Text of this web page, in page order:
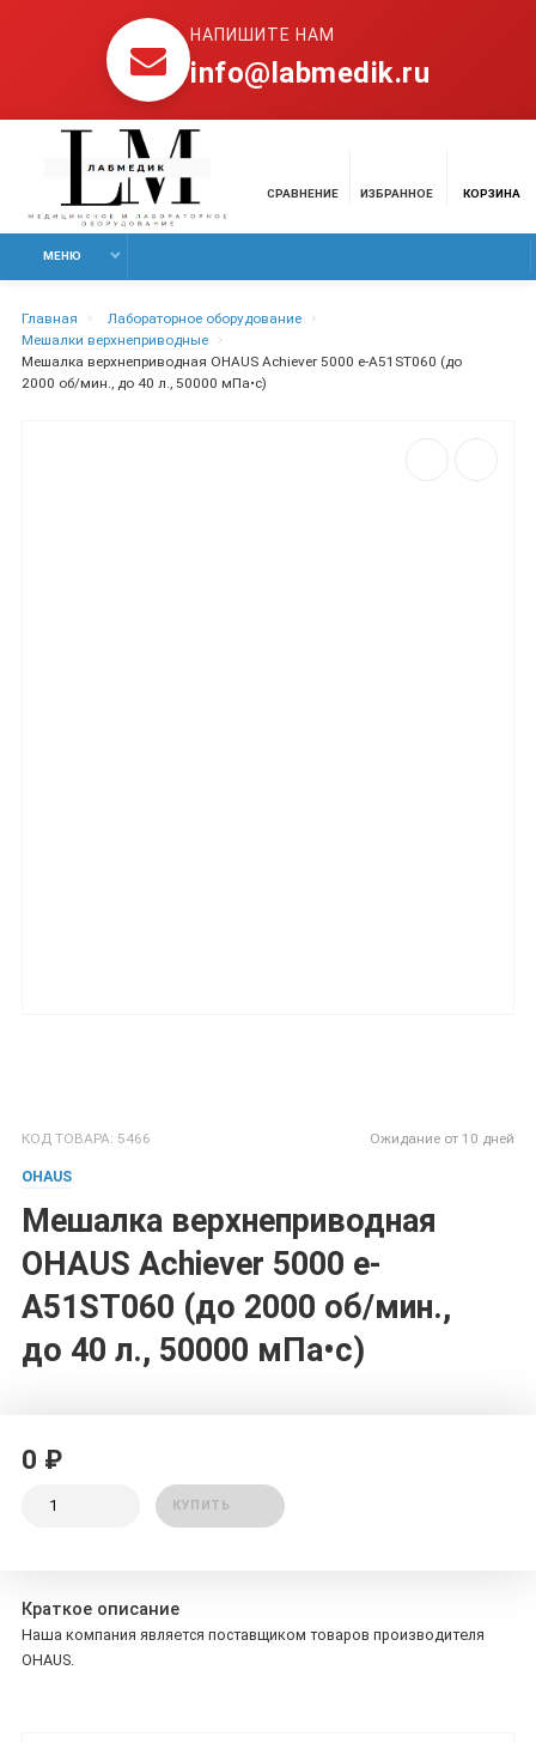
НАПИШИТЕ НАМ
info@labmedik.ru
СРАВНЕНИЕ ИЗБРАННОЕ КОРЗИНА
МЕНЮ
Главная
Лабораторное оборудование
Мешалки верхнеприводные
Мешалка верхнеприводная OHAUS Achiever 5000 e-A51ST060 (до
2000 об/мин., до 40 л., 50000 мПа•с)
КОД ТОВАРА: 5466
OHAUS
Мешалка верхнеприводная
OHAUS Achiever 5000 e-
A51ST060 (до 2000 об/мин.,
до 40 л., 50000 мПа•с)
Ожидание от 10 дней
0 ₽
КУПИТЬ
Краткое описание
Наша компания является поставщиком товаров производителя
OHAUS.